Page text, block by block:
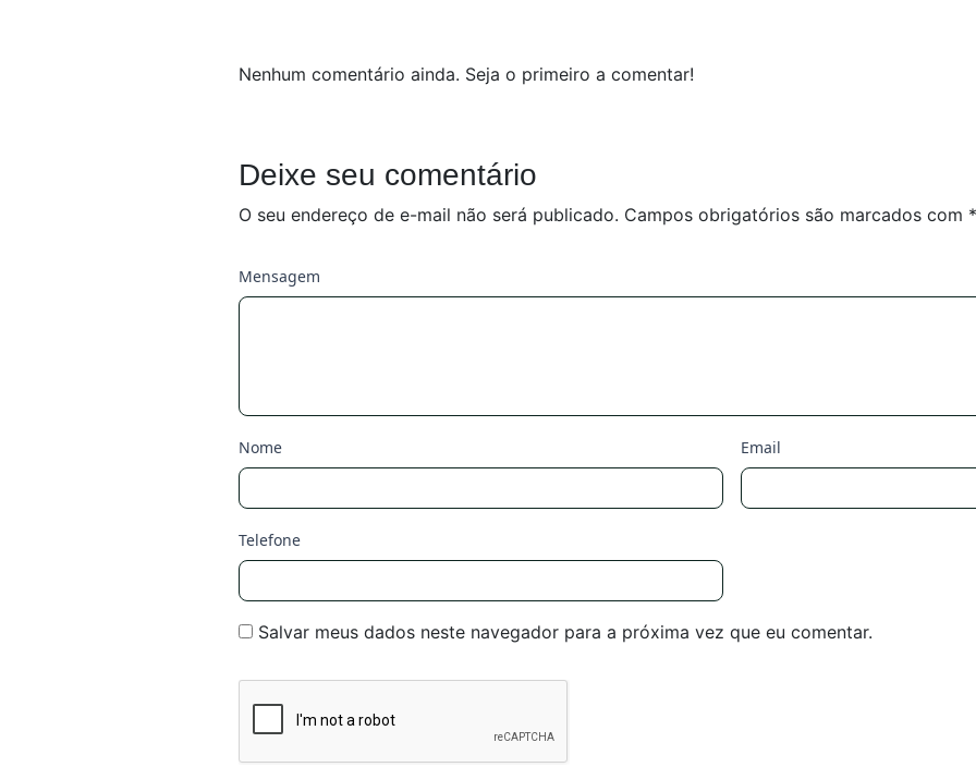
Nenhum comentário ainda. Seja o primeiro a comentar!
Deixe seu comentário
O seu endereço de e-mail não será publicado. Campos obrigatórios são marcados com *
Mensagem
Nome Email
Telefone
Salvar meus dados neste navegador para a próxima vez que eu comentar.